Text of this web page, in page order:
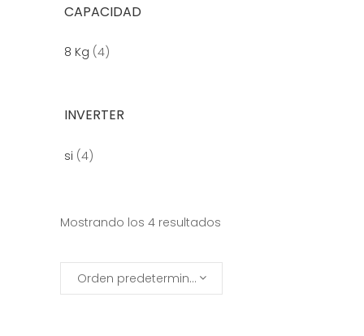
CAPACIDAD
8 Kg (4)
INVERTER
si (4)
Mostrando los 4 resultados
Orden predeterminado